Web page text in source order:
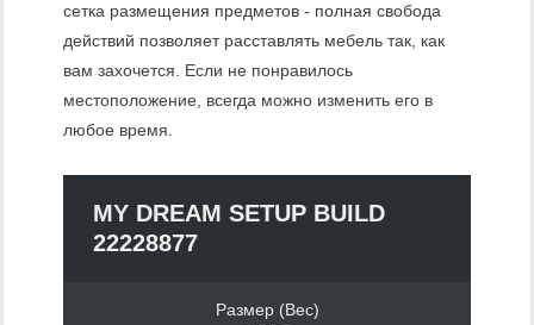
сетка размещения предметов - полная свобода
действий позволяет расставлять мебель так, как
вам захочется. Если не понравилось
местоположение, всегда можно изменить его в
любое время.
MY DREAM SETUP BUILD
22228877
Размер (Вес)